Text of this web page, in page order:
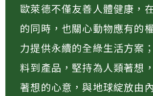
歐萊德不僅友善人體健康，
的同時，也關心動物應有的
力提供永續的全綠生活方案
料到產品，堅持為人類著想
著想的心意，與地球綻放由